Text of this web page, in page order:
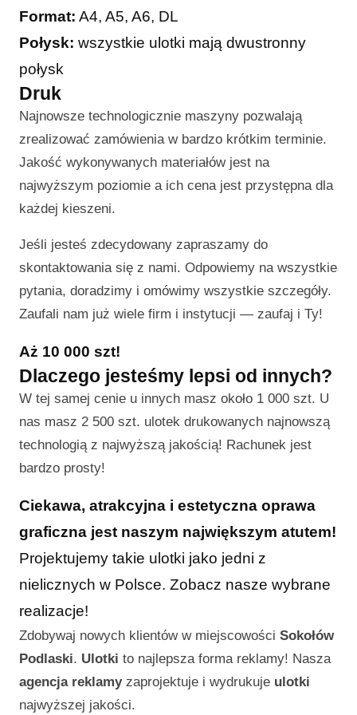
Format: A4, A5, A6, DL
Połysk: wszystkie ulotki mają dwustronny
połysk
Druk
Najnowsze technologicznie maszyny pozwalają
zrealizować zamówienia w bardzo krótkim terminie.
Jakość wykonywanych materiałów jest na
najwyższym poziomie a ich cena jest przystępna dla
każdej kieszeni.
Jeśli jesteś zdecydowany zapraszamy do
skontaktowania się z nami. Odpowiemy na wszystkie
pytania, doradzimy i omówimy wszystkie szczegóły.
Zaufali nam już wiele firm i instytucji — zaufaj i Ty!
Aż 10 000 szt!
Dlaczego jesteśmy lepsi od innych?
W tej samej cenie u innych masz około 1 000 szt. U
nas masz 2 500 szt. ulotek drukowanych najnowszą
technologią z najwyższą jakością! Rachunek jest
bardzo prosty!
Ciekawa, atrakcyjna i estetyczna oprawa
graficzna jest naszym największym atutem!
Projektujemy takie ulotki jako jedni z
nielicznych w Polsce. Zobacz nasze wybrane
realizacje!
Zdobywaj nowych klientów w miejscowości Sokołów
Podlaski. Ulotki to najlepsza forma reklamy! Nasza
agencja reklamyzaprojektuje i wydrukuje ulotki
najwyższej jakości.